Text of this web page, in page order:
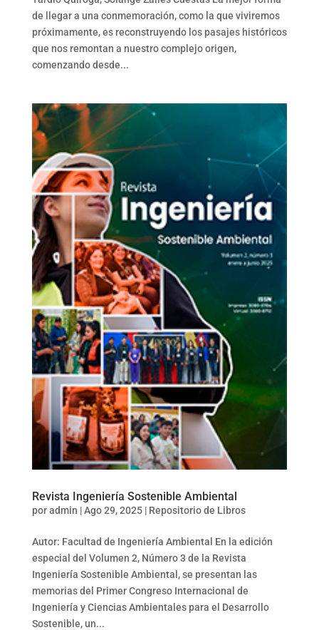
de llegar a una conmemoración, como la que viviremos
próximamente, es reconstruyendo los pasajes históricos
que nos remontan a nuestro complejo origen,
comenzando desde...
Revista Ingeniería Sostenible Ambiental
poradmin |Ago 29, 2025| Repositorio de Libros
Autor: Facultad de Ingeniería Ambiental En la edición
especial del Volumen 2, Número 3 de la Revista
Ingeniería Sostenible Ambiental, se presentan las
memorias del Primer Congreso Internacional de
Ingeniería y Ciencias Ambientales para el Desarrollo
Sostenible, un...